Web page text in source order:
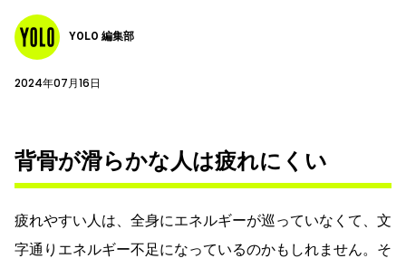
YOLO 編集部
2024年07月16日
背骨が滑らかな人は疲れにくい
疲れやすい人は、全身にエネルギーが巡っていなくて、文
字通りエネルギー不足になっているのかもしれません。そ